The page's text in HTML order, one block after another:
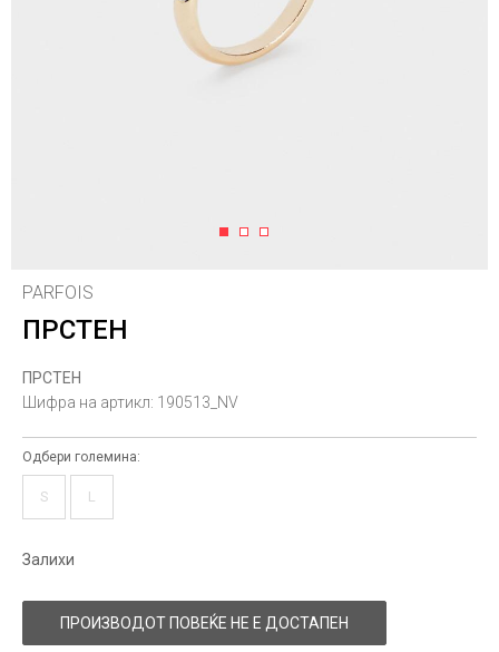
1 2 3
PARFOIS
ПРСТЕН
ПРСТЕН
Шифра на артикл: 190513_NV
Одбери големина:
S L
Залихи
ПРОИЗВОДОТ ПОВЕЌЕ НЕ Е ДОСТАПЕН